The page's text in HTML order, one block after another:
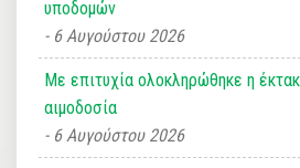
υποδομών
6 Αυγούστου 2026
Με επιτυχία ολοκληρώθηκε η
αιμοδοσία
6 Αυγούστου 2026